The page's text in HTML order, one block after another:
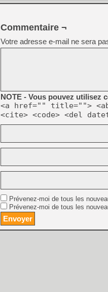
Commentaire ¬
Votre adresse e-mail ne sera
NOTE - Vous pouvez utilisez
<a href="" title="">
<cite> <code> <del
Prévenez-moi de tous les
Prévenez-moi de tous les